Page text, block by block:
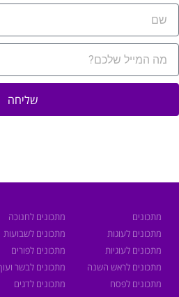
שליחה
מתכונים
מתכונים לעוגות
מתכונים לעוגיות
מתכונים לראש השנה
מתכונים לפסח
מתכונים לחנוכה
מתכונים לשבועות
מתכונים לפורים
מתכונים לבשר ועוף
מתכונים לדגים